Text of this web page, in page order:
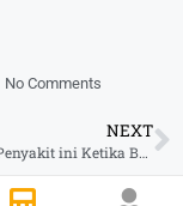
No Comments
NEXT
Waspada 6 Penyakit ini Ketika Banjir